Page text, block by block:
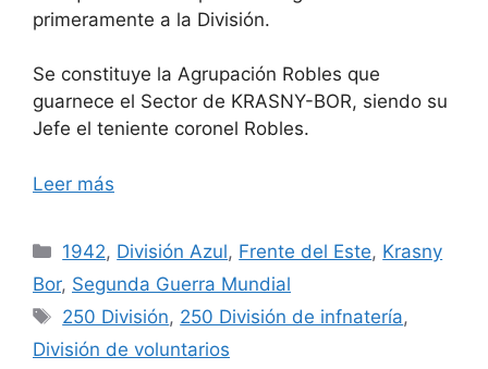
primeramente a la División.
Se constituye la Agrupación Robles que
guarnece el Sector de KRASNY-BOR, siendo su
Jefe el teniente coronel Robles.
Leer más
Categorías
1942, División Azul, Frente del Este, Krasny
Bor, Segunda Guerra Mundial
Etiquetas
250 División, 250 División de infnatería,
División de voluntarios